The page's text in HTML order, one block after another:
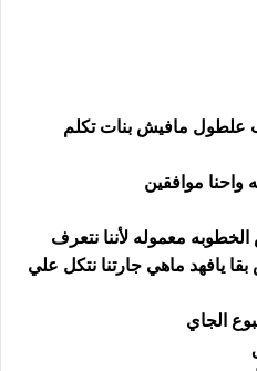
علطول مافيش بنات تكلم
واحنا موافقين
معموله لأننا نتعرف
يافهد ماهي جارتنا نتكل علي
الجاي